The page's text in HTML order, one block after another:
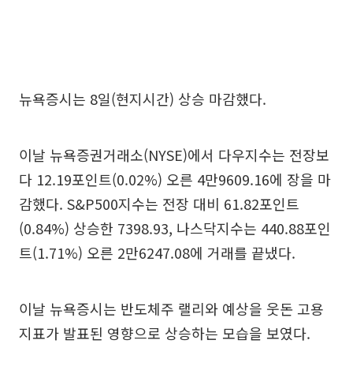
뉴욕증시는 8일(현지시간) 상승 마감했다.
이날 뉴욕증권거래소(NYSE)에서 다우지수는 전장보
다 12.19포인트(0.02%) 오른 4만9609.16에 장을 마
감했다. S&P500지수는 전장 대비 61.82포인트
(0.84%) 상승한 7398.93, 나스닥지수는 440.88포인
트(1.71%) 오른 2만6247.08에 거래를 끝냈다.
이날 뉴욕증시는 반도체주 랠리와 예상을 웃돈 고용
지표가 발표된 영향으로 상승하는 모습을 보였다.